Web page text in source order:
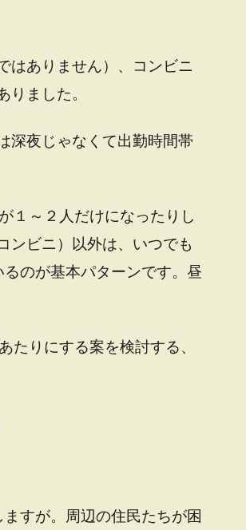
はありません）、コンビニ
ました。
深夜じゃなくて出勤時間帯
１～２人だけになったりし
ンビニ）以外は、いつでも
のが基本パターンです。昼
りにする案を検討する、
すが。周辺の住民たちが困